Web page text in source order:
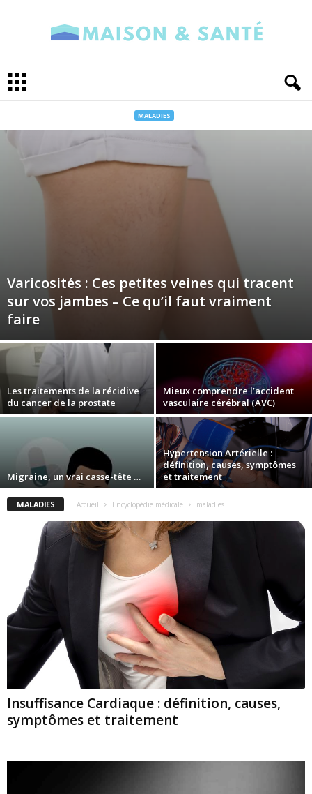
i
o
MALADIES
Varicosités : Ces petites veines qui tracent
sur vos jambes – Ce qu’il faut vraiment
faire
Les traitements de la récidive
du cancer de la prostate
Mieux comprendre l’accident
vasculaire cérébral (AVC)
Migraine, un vrai casse-tête …
Hypertension Artérielle :
définition, causes, symptômes
et traitement
MALADIES Accueil Encyclopédie médicale maladies
Insuffisance Cardiaque : définition, causes,
symptômes et traitement